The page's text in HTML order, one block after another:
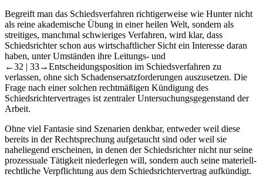
Begreift man das Schiedsverfahren richtigerweise wie Hunternicht
als reine akademische Übung in einer heilen Welt, sondern als
streitiges, manchmal schwieriges Verfahren, wird klar, dass
Schiedsrichter schon aus wirtschaftlicher Sicht ein Interesse daran
haben, unter Umständen ihre Leitungs- und
←32 | 33→Entscheidungsposition im Schiedsverfahren zu
verlassen, ohne sich Schadensersatzforderungen auszusetzen. Die
Frage nach einer solchen rechtmäßigen Kündigung des
Schiedsrichtervertrages ist zentraler Untersuchungsgegenstand der
Arbeit.
Ohne viel Fantasie sind Szenarien denkbar, entweder weil diese
bereits in der Rechtsprechung aufgetaucht sind oder weil sie
naheliegend erscheinen, in denen der Schiedsrichter nicht nur seine
prozessuale Tätigkeit niederlegen will, sondern auch seine materiell-
rechtliche Verpflichtung aus dem Schiedsrichtervertrag aufkündigt.